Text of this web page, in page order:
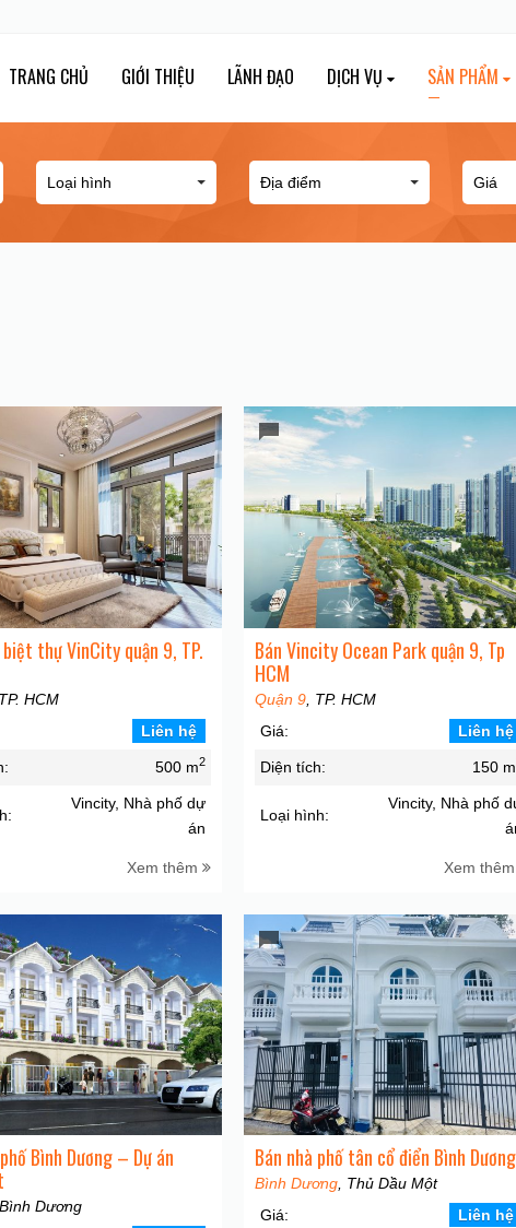
TRANG CHỦ GIỚI THIỆU LÃNH ĐẠO DỊCH VỤ SẢN PHẨM
thự VinCity quận 9, TP.
TP. HCM
Liên hệ
500 m2
Vincity, Nhà phố dự
án
Xem thêm
Bán Vincity Ocean Park quận 9, Tp
HCM
Quận 9 , TP. HCM
Giá:
Liên hệ
Diện tích: 150 m
Loại hình:
Vincity, Nhà phố
Xem thêm
Bình Dương – Dự án
Dương
Bán nhà phố tân cổ điển Bình Dương
Bình Dương , Thủ Dầu Một
Giá:
Liên hệ